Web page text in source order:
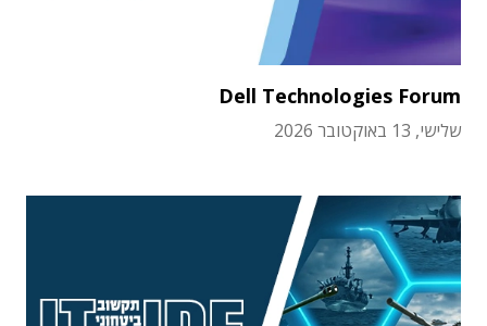
Dell Technologies Forum
שלישי, 13 באוקטובר 2026